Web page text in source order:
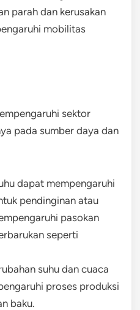
parah dan kerusakan
mobilitas
sektor
pada sumber daya dan
dapat mempengaruhi
pendinginan atau
pasokan
seperti
suhu dan cuaca
proses produksi
baku.